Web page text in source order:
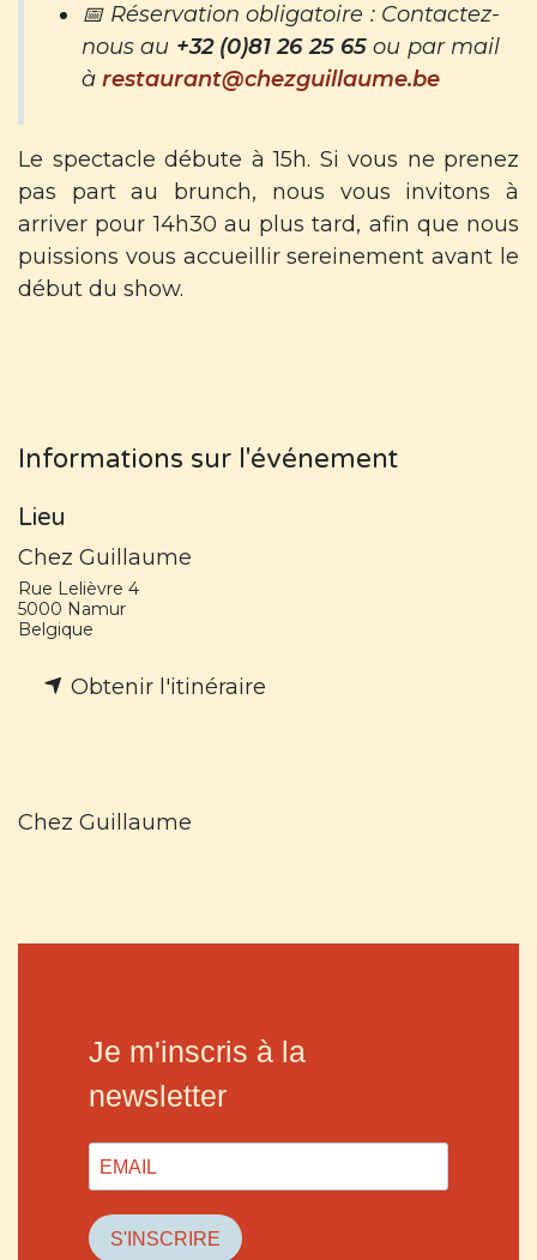
📅 Réservation obligatoire : Contactez-
nous au +32 (0)81 26 25 65 ou par mail
à restaurant@chezguillaume.be
Le spectacle débute à 15h. Si vous ne prenez
pas part au brunch, nous vous invitons à
arriver pour 14h30 au plus tard, afin que nous
puissions vous accueillir sereinement avant le
début du show.
Informations sur l'événement
Lieu
Chez Guillaume
Rue Lelièvre 4
5000 Namur
Belgique
Obtenir l'itinéraire
Chez Guillaume
Je m'inscris à la
newsletter
S'INSCRIRE